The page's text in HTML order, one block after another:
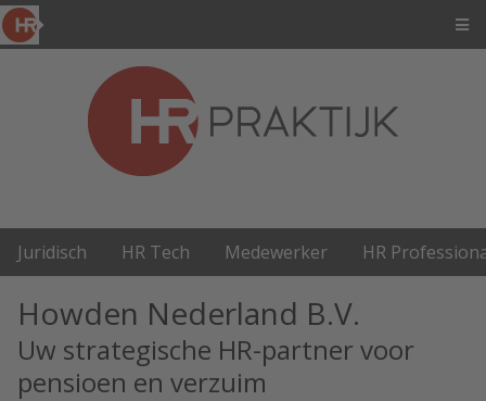
Juridisch HR Tech Medewerker HR
Howden Nederland B.V.
Uw strategische HR-partner voor
pensioen en verzuim